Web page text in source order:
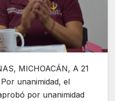
MICHOACÁN, A 21
unanimidad, el
por unanimidad